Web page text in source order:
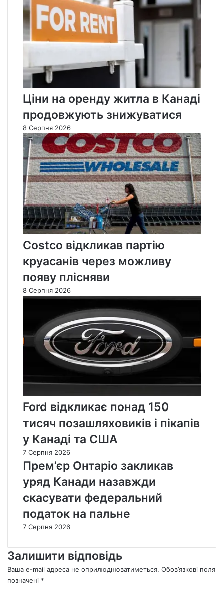
Ціни на оренду житла в Канаді
продовжують знижуватися
8 Серпня 2026
Costco відкликав партію
круасанів через можливу
появу плісняви
8 Серпня 2026
Ford відкликає понад 150
тисяч позашляховиків і пікапів
у Канаді та США
7 Серпня 2026
Прем’єр Онтаріо закликав
уряд Канади назавжди
скасувати федеральний
податок на пальне
7 Серпня 2026
Залишити відповідь
Ваша e-mail адреса не оприлюднюватиметься. Обов’язкові поля
позначені *